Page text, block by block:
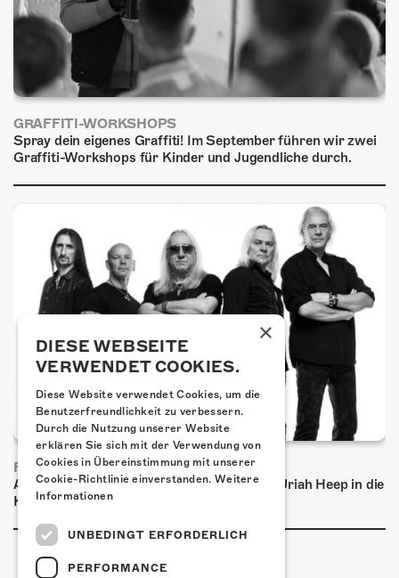
GRAFFITI-WORKSHOPS
Spray dein eigenes Graffiti! Im September führen wir zwei
Graffiti-Workshops für Kinder und Jugendliche durch.
FRISCH BESTÄTIGT: URIAH HEEP
Am Sonntag, 15. November 2026 kommen Uriah Heep in die
Kulturfabrik Kofmehl!
×
DIESE WEBSEITE
VERWENDET COOKIES.
Diese Website verwendet Cookies, um die
Benutzerfreundlichkeit zu verbessern.
Durch die Nutzung unserer Website
erklären Sie sich mit der Verwendung von
Cookies in Übereinstimmung mit unserer
Cookie-Richtlinie einverstanden. Weitere
Informationen
UNBEDINGT ERFORDERLICH
PERFORMANCE